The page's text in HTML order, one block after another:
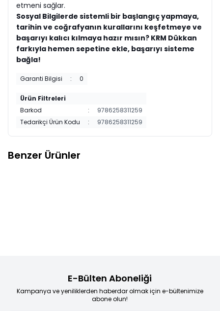
etmeni sağlar.
Sosyal Bilgilerde sistemli bir başlangıç yapmaya,
tarihin ve coğrafyanın kurallarını keşfetmeye ve
başarıyı kalıcı kılmaya hazır mısın? KRM Dükkan
farkıyla hemen sepetine ekle, başarıyı sisteme
bağla!
Garanti Bilgisi : 0
Ürün Filtreleri
Barkod
:
9786258311259
Tedarikçi Ürün Kodu
: 9786258311259
Benzer Ürünler
E-Bülten Aboneliği
Kampanya ve yeniliklerden haberdar olmak için e-bültenimize
abone olun!